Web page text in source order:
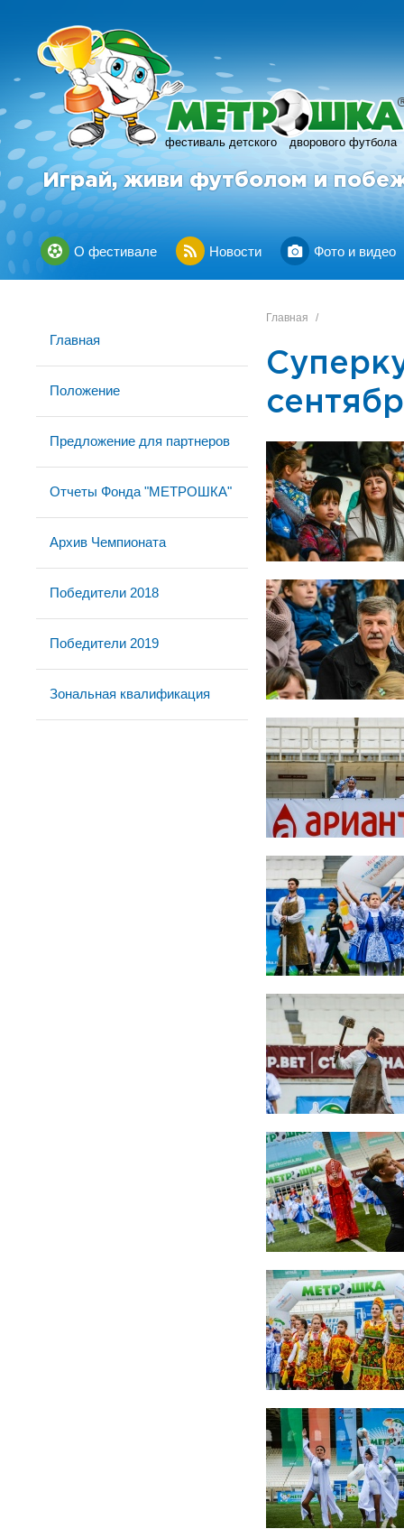
фестиваль детского дворового футбола
R
Играй, живи футболом и
О фестивале Новости Фото и видео
Главная
Положение
Предложение для партнеров
Отчеты Фонда "МЕТРОШКА"
Архив Чемпионата
Победители 2018
Победители 2019
Зональная квалификация
Главная /